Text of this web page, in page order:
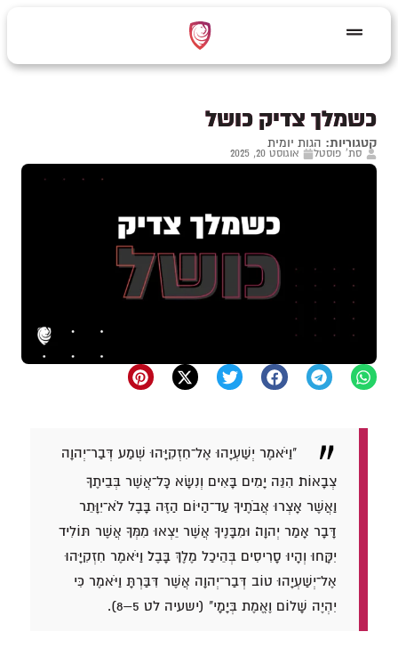
כשמלך צדיק כושל
קטגוריות: הגות יומית
סת' פוסטל אוגוסט 20, 2025
"וַיֹּאמֶר יְשַׁעְיָהוּ אֶל־חִזְקִיָּהוּ שְׁמַע דְּבַר־יְהוָה
צְבָאוֹת׃ הִנֵּה יָמִים בָּאִים וְנִשָּׂא כָּל־אֲשֶׁר בְּבֵיתֶךָ
וַאֲשֶׁר אָצְרוּ אֲבֹתֶיךָ עַד־הַיּוֹם הַזֶּה בָּבֶל לֹא־יִוָּתֵר
דָּבָר אָמַר יְהוָה׃ וּמִבָּנֶיךָ אֲשֶׁר יֵצְאוּ מִמְּךָ אֲשֶׁר תּוֹלִיד
יִקָּחוּ וְהָיוּ סָרִיסִים בְּהֵיכַל מֶלֶךְ בָּבֶל׃ וַיֹּאמֶר חִזְקִיָּהוּ
אֶל־יְשַׁעְיָהוּ טוֹב דְּבַר־יְהוָה אֲשֶׁר דִּבַּרְתָּ וַיֹּאמֶר כִּי
יִהְיֶה שָׁלוֹם וֶאֱמֶת בְּיָמָי" (ישעיה לט 5–8).